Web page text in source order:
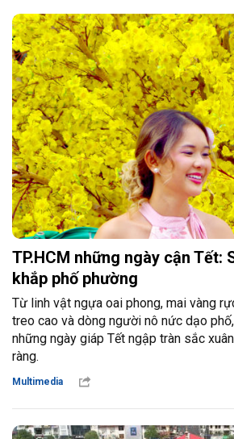
TP.HCM những ngày cận Tết:
khắp phố phường
Từ linh vật ngựa oai phong, mai vàng
treo cao và dòng người nô nức dạo
những ngày giáp Tết ngập tràn sắc
ràng.
Multimedia